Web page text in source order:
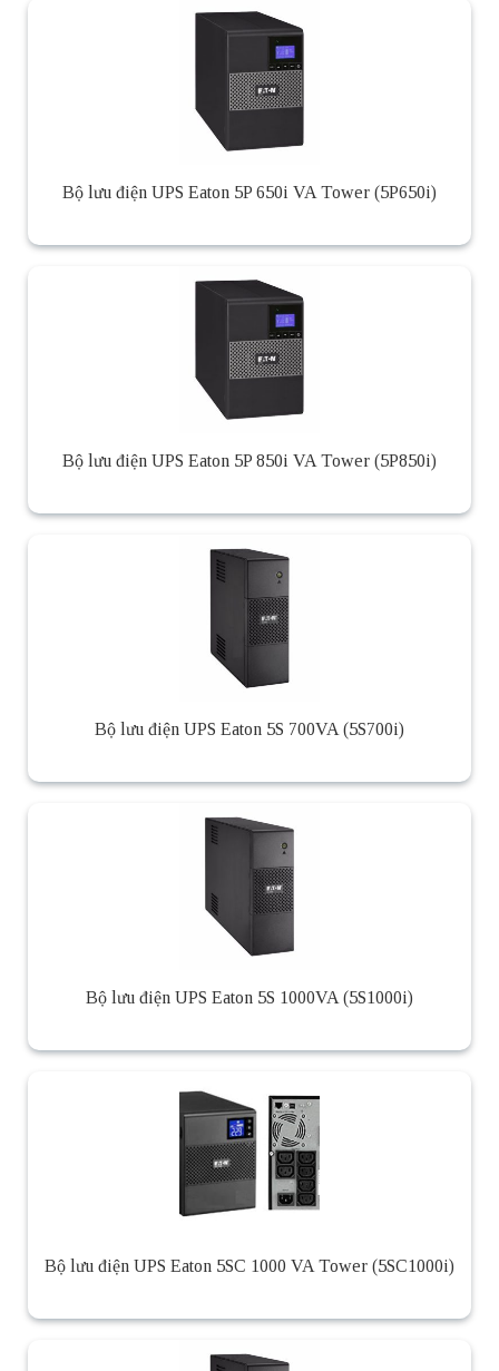
Bộ lưu điện UPS Eaton 5P 650i VA Tower (5P650i)
Bộ lưu điện UPS Eaton 5P 850i VA Tower (5P850i)
Bộ lưu điện UPS Eaton 5S 700VA (5S700i)
Bộ lưu điện UPS Eaton 5S 1000VA (5S1000i)
Bộ lưu điện UPS Eaton 5SC 1000 VA Tower (5SC1000i)